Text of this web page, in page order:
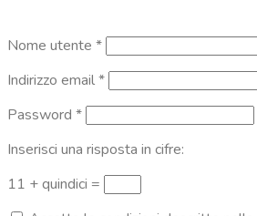
Nome utente *Richiesto
Indirizzo email*Richiesto
Password *Richiesto
Inserisci una risposta in cifre:
11 + quindici =